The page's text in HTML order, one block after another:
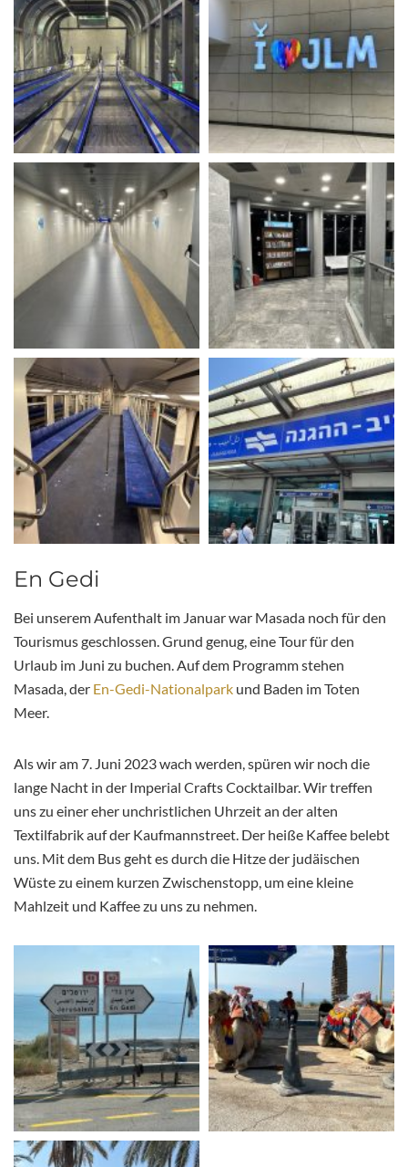
En Gedi
Bei unserem Aufenthalt im Januar war Masada noch für den
Tourismus geschlossen. Grund genug, eine Tour für den
Urlaub im Juni zu buchen. Auf dem Programm stehen
Masada, der En-Gedi-Nationalpark und Baden im Toten
Meer.
Als wir am 7. Juni 2023 wach werden, spüren wir noch die
lange Nacht in der Imperial Crafts Cocktailbar. Wir treffen
uns zu einer eher unchristlichen Uhrzeit an der alten
Textilfabrik auf der Kaufmannstreet. Der heiße Kaffee belebt
uns. Mit dem Bus geht es durch die Hitze der judäischen
Wüste zu einem kurzen Zwischenstopp, um eine kleine
Mahlzeit und Kaffee zu uns zu nehmen.